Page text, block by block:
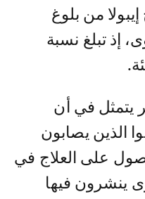
من بلوغ
إذ تبلغ نسبة
يتمثل في أن
الذين يصابون
على العلاج في
ينشرون فيها